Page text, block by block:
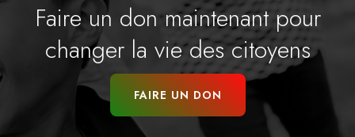
Faire un don maintenant pour
changer la vie des citoyens
FAIRE UN DON